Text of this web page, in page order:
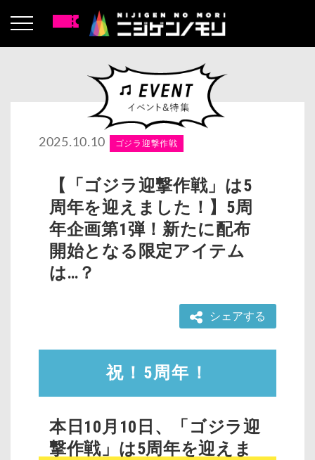
2025.10.10 ゴジラ迎撃作戦
【「ゴジラ迎撃作戦」は5
周年を迎えました！】5周
年企画第1弾！新たに配布
開始となる限定アイテム
は…？
シェアする
祝！5周年！
本日10月10日、「ゴジラ迎
撃作戦」は5周年を迎えま